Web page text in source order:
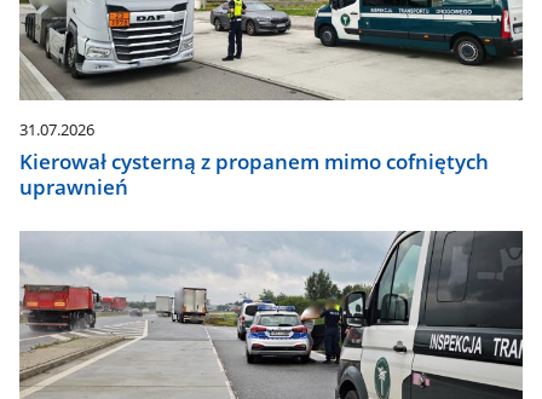
31.07.2026
Kierował cysterną z propanem mimo cofniętych
uprawnień